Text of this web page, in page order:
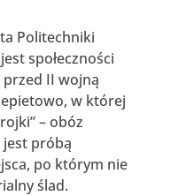
Politechniki
społeczności
przed II wojną
w której
– obóz
jest próbą
po którym nie
ślad.